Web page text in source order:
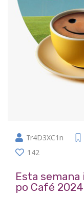
Tr4D3XC1n
142
Esta
po Café 2024